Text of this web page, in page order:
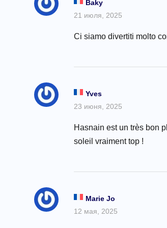
Baky
21 июля, 2025
Ci siamo divertiti molto
Yves
23 июня, 2025
Hasnain est un très bon
soleil vraiment top !
Marie Jo
12 мая, 2025